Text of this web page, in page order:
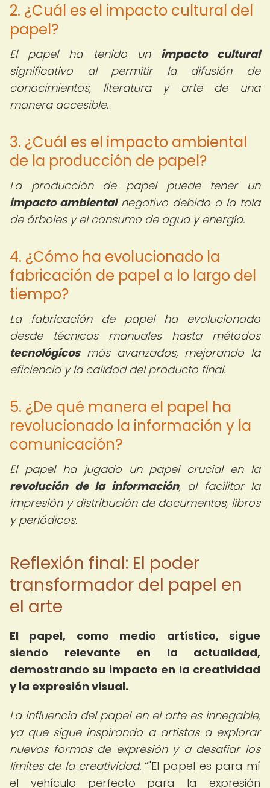
2. ¿Cuál es el impacto cultural del
papel?
El papel ha tenido un impacto cultural
significativo al permitir la difusión de
conocimientos, literatura y arte de una
manera accesible.
3. ¿Cuál es el impacto ambiental
de la producción de papel?
La producción de papel puede tener un
impacto ambientalnegativo debido a la tala
de árboles y el consumo de agua y energía.
4. ¿Cómo ha evolucionado la
fabricación de papel a lo largo del
tiempo?
La fabricación de papel ha evolucionado
desde técnicas manuales hasta métodos
tecnológicosmás avanzados, mejorando la
eficiencia y la calidad del producto final.
5. ¿De qué manera el papel ha
revolucionado la información y la
comunicación?
El papel ha jugado un papel crucial en la
revolución de la información, al facilitar la
impresión y distribución de documentos, libros
y periódicos.
Reflexión final: El poder
transformador del papel en
el arte
El papel, como medio artístico, sigue
siendo relevante en la actualidad,
demostrando su impacto en la creatividad
y la expresión visual.
La influencia del papel en el arte es innegable,
ya que sigue inspirando a artistas a explorar
nuevas formas de expresión y a desafiar los
límites de la creatividad. "El papel es para mí
el vehículo perfecto para la expresión